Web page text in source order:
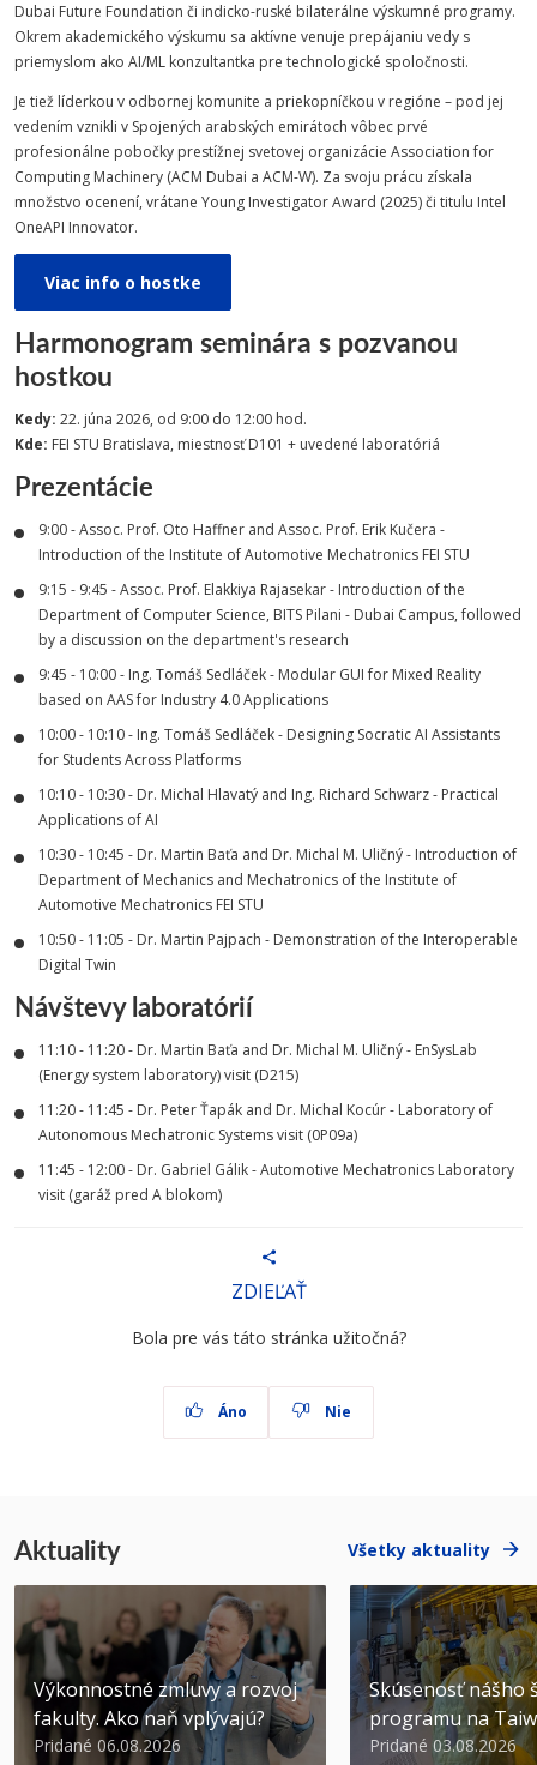
Dubai Future Foundation či indicko-ruské bilaterálne výskumné programy.
Okrem akademického výskumu sa aktívne venuje prepájaniu vedy s
priemyslom ako AI/ML konzultantka pre technologické spoločnosti.
Je tiež líderkou v odbornej komunite a priekopníčkou v regióne – pod jej
vedením vznikli v Spojených arabských emirátoch vôbec prvé
profesionálne pobočky prestížnej svetovej organizácie Association for
Computing Machinery (ACM Dubai a ACM-W). Za svoju prácu získala
množstvo ocenení, vrátane Young Investigator Award (2025) či titulu Intel
OneAPI Innovator.
Viac info o hostke
Harmonogram seminára s pozvanou
hostkou
Kedy: 22. júna 2026, od 9:00 do 12:00 hod.
Kde: FEI STU Bratislava, miestnosť D101 + uvedené laboratóriá
Prezentácie
9:00 - Assoc. Prof. Oto Haffner and Assoc. Prof. Erik Kučera -
Introduction of the Institute of Automotive Mechatronics FEI STU
9:15 - 9:45 - Assoc. Prof. Elakkiya Rajasekar - Introduction of the
Department of Computer Science, BITS Pilani - Dubai Campus, followed
by a discussion on the department's research
9:45 - 10:00 - Ing. Tomáš Sedláček - Modular GUI for Mixed Reality
based on AAS for Industry 4.0 Applications
10:00 - 10:10 - Ing. Tomáš Sedláček - Designing Socratic AI Assistants
for Students Across Platforms
10:10 - 10:30 - Dr. Michal Hlavatý and Ing. Richard Schwarz - Practical
Applications of AI
10:30 - 10:45 - Dr. Martin Baťa and Dr. Michal M. Uličný - Introduction of
Department of Mechanics and Mechatronics of the Institute of
Automotive Mechatronics FEI STU
10:50 - 11:05 - Dr. Martin Pajpach - Demonstration of the Interoperable
Digital Twin
Návštevy laboratórií
11:10 - 11:20 - Dr. Martin Baťa and Dr. Michal M. Uličný - EnSysLab
(Energy system laboratory) visit (D215)
11:20 - 11:45 - Dr. Peter Ťapák and Dr. Michal Kocúr - Laboratory of
Autonomous Mechatronic Systems visit (0P09a)
11:45 - 12:00 - Dr. Gabriel Gálik - Automotive Mechatronics Laboratory
visit (garáž pred A blokom)
ZDIEĽAŤ
Bola pre vás táto stránka užitočná?
Áno Nie
Aktuality Všetky aktuality
Výkonnostné zmluvy a rozvoj
fakulty. Ako naň vplývajú?
Pridané 06.08.2026
Skúsenosť nášho
programu na
Pridané 03.08.2026